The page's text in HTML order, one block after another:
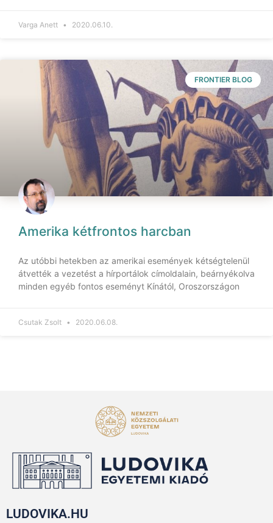
Varga Anett 2020.06.10.
FRONTIER BLOG
Amerika kétfrontos harcban
Az utóbbi hetekben az amerikai események kétségtelenül
átvették a vezetést a hírportálok címoldalain, beárnyékolva
minden egyéb fontos eseményt Kínától, Oroszországon
Csutak Zsolt 2020.06.08.
LUDOVIKA.HU